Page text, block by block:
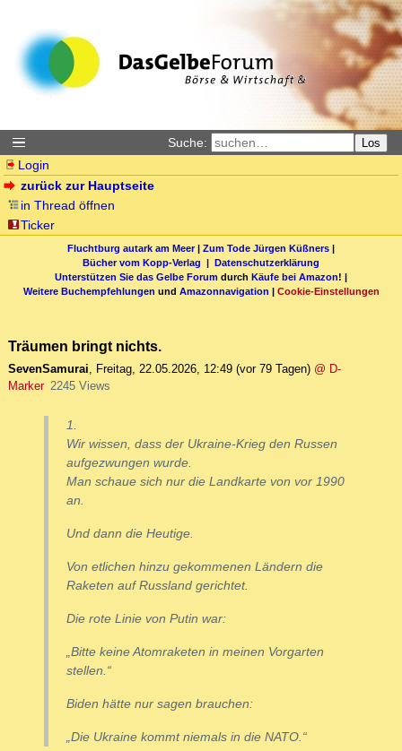
Suche: Los
Login
zurück zur Hauptseite
in Thread öffnen
Ticker
Fluchtburg autark am Meer| Zum Tode Jürgen Küßners |
Bücher vom Kopp-Verlag | Datenschutzerklärung
Unterstützen Sie das Gelbe Forum durch Käufe bei Amazon! |
Weitere Buchempfehlungen und Amazonnavigation | Cookie-Einstellungen
Träumen bringt nichts.
SevenSamurai, Freitag, 22.05.2026, 12:49 (vor 79 Tagen) @ D-
Marker 2245 Views
1.
Wir wissen, dass der Ukraine-Krieg den Russen
aufgezwungen wurde.
Man schaue sich nur die Landkarte von vor 1990
an.
Und dann die Heutige.
Von etlichen hinzu gekommenen Ländern die
Raketen auf Russland gerichtet.
Die rote Linie von Putin war:
„Bitte keine Atomraketen in meinen Vorgarten
stellen.“
Biden hätte nur sagen brauchen:
„Die Ukraine kommt niemals in die NATO.“